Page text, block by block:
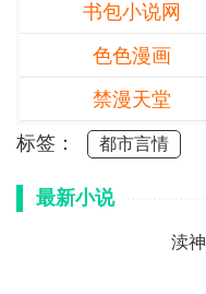
书包小说网
色色漫画
禁漫天堂
标签：
都市言情
最新小说
渎神